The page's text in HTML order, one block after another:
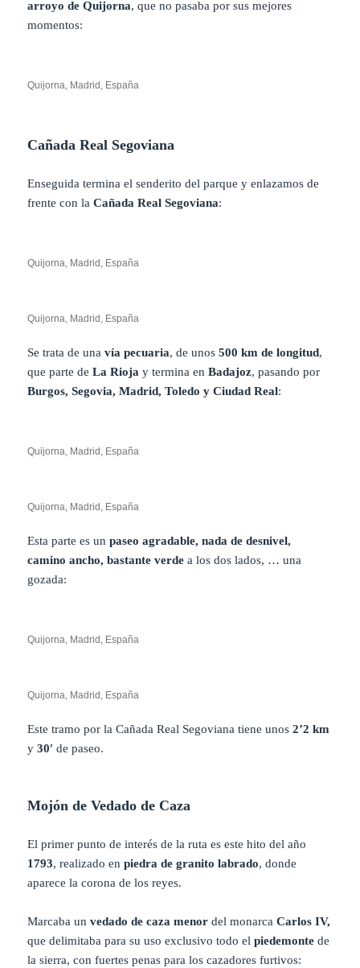
arroyo de Quijorna, que no pasaba por sus mejores
momentos:
Quijorna, Madrid, España
Cañada Real Segoviana
Enseguida termina el senderito del parque y enlazamos de
frente con laCañada Real Segoviana:
Quijorna, Madrid, España
Quijorna, Madrid, España
Se trata de unavía pecuaria, de unos500 km de longitud,
que parte deLa Rioja y termina enBadajoz, pasando por
Burgos, Segovia, Madrid, Toledo y Ciudad Real:
Quijorna, Madrid, España
Quijorna, Madrid, España
Esta parte es un paseo agradable, nada de desnivel,
camino ancho, bastante verdea los dos lados, … una
gozada:
Quijorna, Madrid, España
Quijorna, Madrid, España
Este tramo por la Cañada Real Segoviana tiene unos 2’2 km
y30′de paseo.
Mojón de Vedado de Caza
El primer punto de interés de la ruta es este hito del año
1793, realizado enpiedra de granito labrado, donde
aparece la corona de los reyes.
Marcaba un vedado de caza menor del monarcaCarlos IV,
que delimitaba para su uso exclusivo todo elpiedemonte de
la sierra, con fuertes penas para los cazadores furtivos: